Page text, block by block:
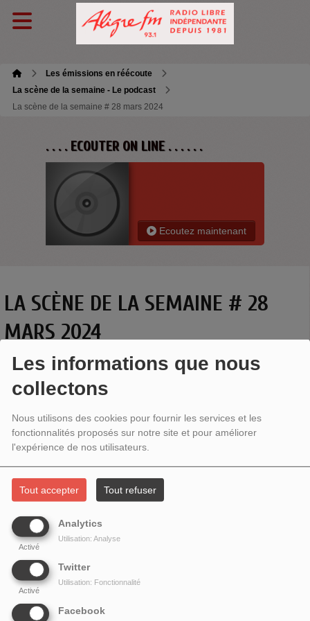
Les informations que nous
collectons
Nous utilisons des cookies pour fournir les services et les
fonctionnalités proposés sur notre site et pour améliorer
l'expérience de nos utilisateurs.
Tout accepter Tout refuser
Analytics
Activé
Utilisation: Analyse
Twitter
Activé
Utilisation: Fonctionnalité
Facebook
Les émissions en réécoute
La scène de la semaine - Le podcast
La scène de la semaine # 28 mars 2024
. . . . ECOUTER ON LINE . . . . . .
Ecoutez maintenant
LA SCÈNE DE LA SEMAINE # 28
MARS 2024
Chaque semaine, Eric Dotter va voir pour vous des
spectacles vivants ; il fait un compte-rendu de son coup
de cœur.
Il vous parle cette semaine du spectacle